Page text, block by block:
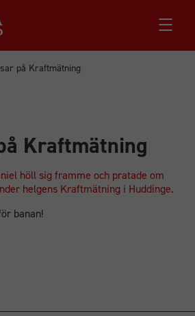
på Kraftmätning
Kraftmätning
höll sig framme och pratade om
helgens Kraftmätning i Huddinge.
banan!